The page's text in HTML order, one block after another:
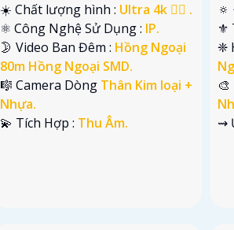
☀️ Chất lượng hình : Ultra 4k 👍🏾 .
⚛️ Công Nghệ Sử Dụng : IP.
🌛 Video Ban Đêm : Hồng Ngoại
80m Hồng Ngoại SMD.
🎼️ Camera Dòng Thân Kim loại +
Nhựa.
️💫 Tích Hợp : Thu Âm.
⚜️
❈
️⇝